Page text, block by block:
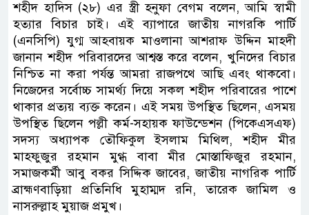
শহীদ হাদিস (২৮) এর স্ত্রী হনুফা বেগম বলেন, আমি স্বামী
হত্যার বিচার চাই। এই ব্যাপারে জাতীয় নাগরকি পার্টি
(এনসিপি) যুগ্ম আহবায়ক মাওলানা আশরাফ উদ্দিন মাহদী
জানান শহীদ পরিবারদের আশ্বস্ত করে বলেন, খুনিদের বিচার
নিশ্চিত না করা পর্যন্ত আমরা রাজপথে আছি এবং থাকবো।
নিজেদের সর্বোচ্চ সামর্থ্য দিয়ে সকল শহীদ পরিবারের পাশে
থাকার প্রত্যয় ব্যক্ত করেন। এই সময় উপস্থিত ছিলেন, এসময়
উপস্থিত ছিলেন পল্লী কর্ম-সহায়ক ফাউন্ডেশন (পিকেএসএফ)
সদস্য অধ্যাপক তৌফিকুল ইসলাম মিথিল, শহীদ মীর
মাহফুজুর রহমান মুগ্ধ বাবা মীর মোস্তাফিজুর রহমান,
সমাজকর্মী আবু বকর সিদ্দিক জাবের, জাতীয় নাগরিক পার্টি
ব্রাহ্মণবাড়িয়া প্রতিনিধি মুহাম্মদ রনি, তারেক জামিল ও
নাসরুল্লাহ মুয়াজ প্রমুখ।